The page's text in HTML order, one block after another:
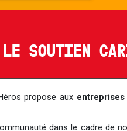
LE SOUTIEN
propose aux
dans le cadre de